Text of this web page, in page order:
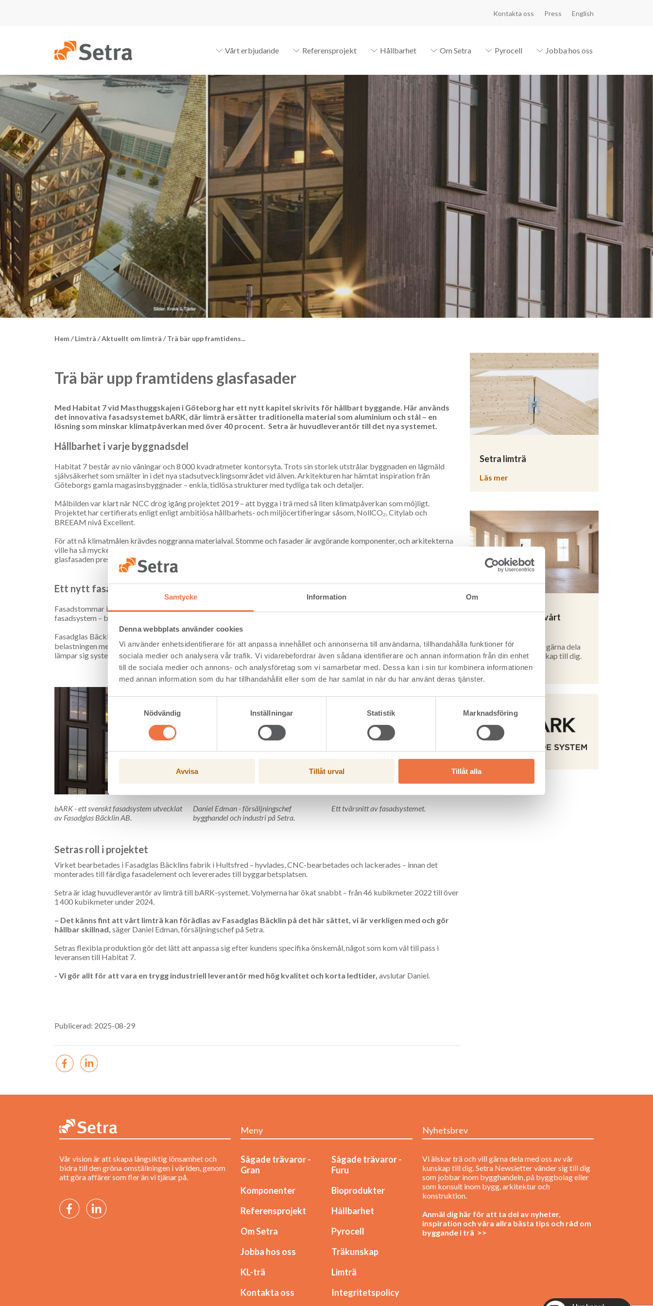
Samtycke Information Om
Denna webbplats använder cookies
Vi använder enhetsidentifierare för att anpassa innehållet och annonserna till användarna, tillhandahålla funktioner för
sociala medier och analysera vår trafik. Vi vidarebefordrar även sådana identifierare och annan information från din enhet
till de sociala medier och annons- och analysföretag som vi samarbetar med. Dessa kan i sin tur kombinera informationen
med annan information som du har tillhandahållit eller som de har samlat in när du har använt deras tjänster.
Samtyckesval
Nödvändig
Inställningar Statistik Marknadsföring
Avvisa Tillåt urval Tillåt alla
Kontakta oss Press English
Vårt erbjudande Referensprojekt Hållbarhet Om Setra Pyrocell Jobba hos oss
Hem/ Limträ /Aktuellt om limträ / Trä bär upp framtidens...
Trä bär upp framtidens glasfasader
Med Habitat 7 vid Masthuggskajen i Göteborg har ett nytt kapitel skrivits för hållbart byggande. Här används
det innovativa fasadsystemet bARK, där limträ ersätter traditionella material som aluminium och stål – en
lösning som minskar klimatpåverkan med över 40 procent. Setra är huvudleverantör till det nya systemet.
Hållbarhet i varje byggnadsdel
Habitat 7 består av nio våningar och 8 000 kvadratmeter kontorsyta. Trots sin storlek utstrålar byggnaden en lågmäld
självsäkerhet som smälter in i det nya stadsutvecklingsområdet vid älven. Arkitekturen har hämtat inspiration från
Göteborgs gamla magasinsbyggnader – enkla, tidlösa strukturer med tydliga tak och detaljer.
Målbilden var klart när NCC drog igång projektet 2019 – att bygga i trä med så liten klimatpåverkan som möjligt.
Projektet har certifierats enligt enligt ambitiösa hållbarhets- och miljöcertifieringar såsom, NollCO₂, Citylab och
BREEAM nivå Excellent.
För att nå klimatmålen krävdes noggranna materialval. Stomme och fasader är avgörande komponenter, och arkitekterna
ville ha så mycket exponerat trä som möjligt – både invändigt och utvändigt. När möjligheten att använda limträ i
glasfasaden presenterades föll allt på plats, såväl estetiskt som klimatmässigt.
Ett nytt fasadsystem i trä
Fasadstommar i aluminium eller stål har länge dominerat byggbranschen. Men i Habitat 7 används ett helt nytt
fasadsystem – bARK – där limträ ersätter de mer klimatbelastande materialen.
Fasadglas Bäcklin har utvecklat fasadsystemet med limträ som bärande stomme i glasfasader, vilket minskar CO₂-
belastningen med över 40 procent jämfört med traditionella lösningar i aluminium eller stål. Tack vare sin höga flexibilitet
lämpar sig systemet särskilt väl för samtida arkitektur med höga krav på design, hållbarhet och kvalitet.
bARK - ett svenskt fasadsystem utvecklat
av Fasadglas Bäcklin AB.
Daniel Edman - försäljningschef
bygghandel och industri på Setra.
Ett tvärsnitt av fasadsystemet.
Setras roll i projektet
Virket bearbetades i Fasadglas Bäcklins fabrik i Hultsfred – hyvlades, CNC-bearbetades och lackerades – innan det
monterades till färdiga fasadelement och levererades till byggarbetsplatsen.
Setra är idag huvudleverantör av limträ till bARK-systemet. Volymerna har ökat snabbt – från 46 kubikmeter 2022 till över
1 400 kubikmeter under 2024.
– Det känns fint att vårt limträ kan förädlas av Fasadglas Bäcklin på det här sättet, vi är verkligen med och gör
hållbar skillnad, säger Daniel Edman, försäljningschef på Setra.
Setras flexibla produktion gör det lätt att anpassa sig efter kundens specifika önskemål, något som kom väl till pass i
leveransen till Habitat 7.
- Vi gör allt för att vara en trygg industriell leverantör med hög kvalitet och korta ledtider, avslutar Daniel.
Publicerad: 2025-08-29
Setra limträ
Läs mer
Prenumerera på vårt
Vi älskar trä och vill gärna dela
med oss av vår kunskap till dig.
Läs mer
Vår vision är att skapa långsiktig lönsamhet och
bidra till den gröna omställningen i världen, genom
att göra affärer som fler än vi tjänar på.
Meny
Sågade trävaror -
Gran
Sågade trävaror -
Furu
Komponenter
Bioprodukter
Referensprojekt
Hållbarhet
Om Setra
Pyrocell
Jobba hos oss
Träkunskap
KL-trä
Limträ
Kontakta oss
Integritetspolicy
Nyhetsbrev
Vi älskar trä och vill gärna dela med oss av vår
kunskap till dig. Setra Newsletter vänder sig till dig
som jobbar inom bygghandeln, på byggbolag eller
som konsult inom bygg, arkitektur och
konstruktion.
Anmäl dig här för att ta del av nyheter,
inspiration och våra allra bästa tips och råd om
byggande i trä >>